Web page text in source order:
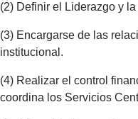
(2) Definir el Liderazgo y
(3) Encargarse de las
institucional.
(4) Realizar el control
coordina los Servicios